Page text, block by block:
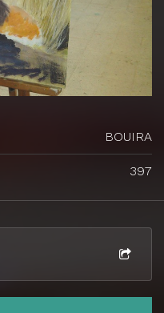
BOUIRA
397